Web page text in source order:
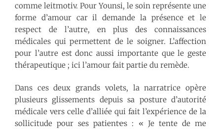
comme leitmotiv. Pour Younsi, le soin représente une
forme d’amour car il demande la présence et le
respect de l’autre, en plus des connaissances
médicales qui permettent de le soigner. L’affection
pour l’autre est donc aussi importante que le geste
thérapeutique ; ici l’amour fait partie du remède.
Dans ces deux grands volets, la narratrice opère
plusieurs glissements depuis sa posture d’autorité
médicale vers celle d’alliée qui fait l’expérience de la
sollicitude pour ses patient·e·s : « Je tente de me